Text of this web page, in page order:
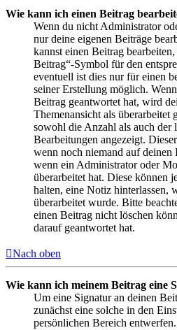
Wie kann ich einen Beitrag
Wenn du nicht Administrator
nur deine eigenen Beiträge
kannst einen Beitrag
Beitrag“-Symbol für den
eventuell ist dies nur für einen
seiner Erstellung möglich.
Beitrag geantwortet hat, wird
Themenansicht als überarbeitet
sowohl die Anzahl als auch der
Bearbeitungen angezeigt.
wenn noch niemand auf deinen
wenn ein Administrator oder
überarbeitet hat. Diese können
halten, eine Notiz hinterlassen,
überarbeitet wurde. Bitte
einen Beitrag nicht löschen
darauf geantwortet hat.
Nach oben
Wie kann ich meinem Beitrag eine
Um eine Signatur an deinen
zunächst eine solche in den
persönlichen Bereich